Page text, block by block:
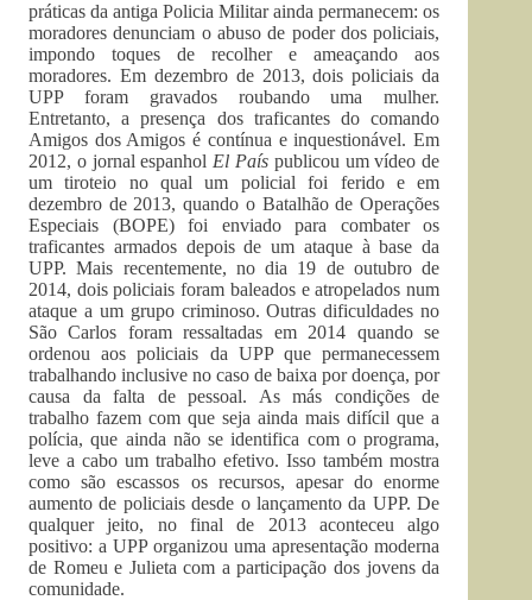
práticas da antiga Policia Militar ainda permanecem: os
moradores denunciam o abuso de poder dos policiais,
impondo toques de recolher e ameaçando aos
moradores. Em dezembro de 2013, dois policiais da
UPP foram gravados roubando uma mulher.
Entretanto, a presença dos traficantes do comando
Amigos dos Amigos é contínua e inquestionável. Em
2012, o jornal espanhol El País publicou um vídeo de
um tiroteio no qual um policial foi ferido e em
dezembro de 2013, quando o Batalhão de Operações
Especiais (BOPE) foi enviado para combater os
traficantes armados depois de um ataque à base da
UPP. Mais recentemente, no dia 19 de outubro de
2014, dois policiais foram baleados e atropelados num
ataque a um grupo criminoso. Outras dificuldades no
São Carlos foram ressaltadas em 2014 quando se
ordenou aos policiais da UPP que permanecessem
trabalhando inclusive no caso de baixa por doença, por
causa da falta de pessoal. As más condições de
trabalho fazem com que seja ainda mais difícil que a
polícia, que ainda não se identifica com o programa,
leve a cabo um trabalho efetivo. Isso também mostra
como são escassos os recursos, apesar do enorme
aumento de policiais desde o lançamento da UPP. De
qualquer jeito, no final de 2013 aconteceu algo
positivo: a UPP organizou uma apresentação moderna
de Romeu e Julieta com a participação dos jovens da
comunidade.